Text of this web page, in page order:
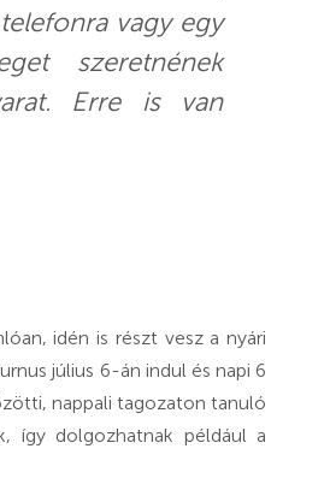
vagy egy
szeretnének
Erre is van
idén is részt vesz a nyári
július 6-án indul és napi 6
nappali tagozaton tanuló
így dolgozhatnak például a